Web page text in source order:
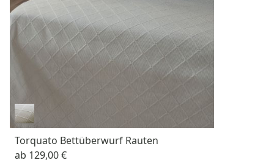
Torquato Bettüberwurf Rauten
ab 129,00 €